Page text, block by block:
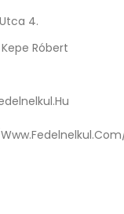
4.
Róbert